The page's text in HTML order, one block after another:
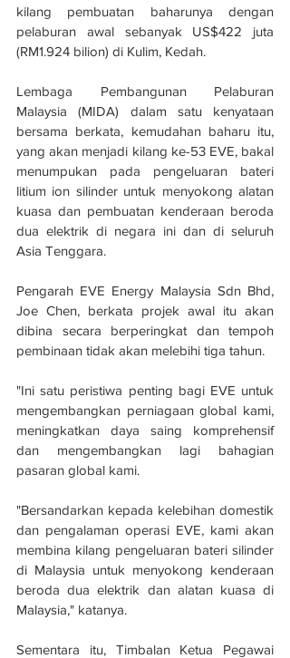
kilang pembuatan baharunya dengan
pelaburan awal sebanyak US$422 juta
(RM1.924 bilion) di Kulim, Kedah.
Lembaga Pembangunan Pelaburan
Malaysia (MIDA) dalam satu kenyataan
bersama berkata, kemudahan baharu itu,
yang akan menjadi kilang ke-53 EVE, bakal
menumpukan pada pengeluaran bateri
litium ion silinder untuk menyokong alatan
kuasa dan pembuatan kenderaan beroda
dua elektrik di negara ini dan di seluruh
Asia Tenggara.
Pengarah EVE Energy Malaysia Sdn Bhd,
Joe Chen, berkata projek awal itu akan
dibina secara berperingkat dan tempoh
pembinaan tidak akan melebihi tiga tahun.
"Ini satu peristiwa penting bagi EVE untuk
mengembangkan perniagaan global kami,
meningkatkan daya saing komprehensif
dan mengembangkan lagi bahagian
pasaran global kami.
"Bersandarkan kepada kelebihan domestik
dan pengalaman operasi EVE, kami akan
membina kilang pengeluaran bateri silinder
di Malaysia untuk menyokong kenderaan
beroda dua elektrik dan alatan kuasa di
Malaysia," katanya.
Sementara itu, Timbalan Ketua Pegawai